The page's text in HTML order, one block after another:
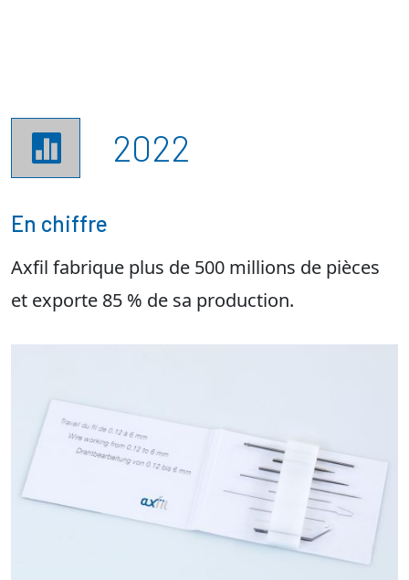
 2022
En chiffre
Axfil fabrique plus de 500 millions de pièces
et exporte 85 % de sa production.